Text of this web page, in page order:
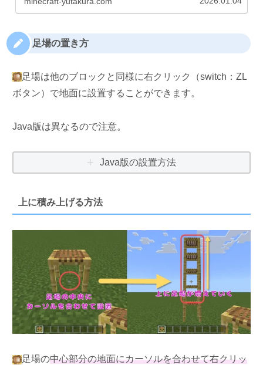
足場の置き方
足場は他のブロックと同様に右クリック（switch：ZL
ボタン）で地面に設置することができます。
Java版は異なるので注意。
Java版の設置方法
上に積み上げる方法
足場の中心部分の地面にカーソルを合わせて右クリッ